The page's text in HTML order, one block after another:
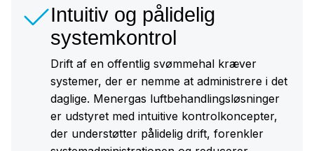
Intuitiv og pålidelig
systemkontrol
Drift af en offentlig svømmehal kræver
systemer, der er nemme at administrere i det
daglige. Menergas luftbehandlingsløsninger
er udstyret med intuitive kontrolkoncepter,
der understøtter pålidelig drift, forenkler